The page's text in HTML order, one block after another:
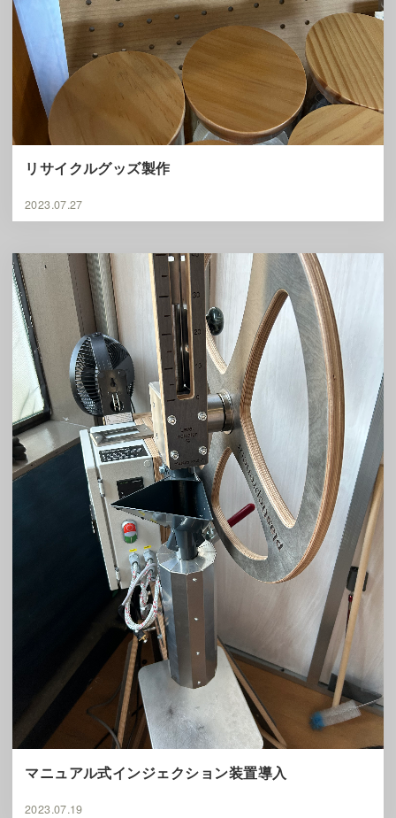
リサイクルグッズ製作
2023.07.27
マニュアル式インジェクション装置導入
2023.07.19